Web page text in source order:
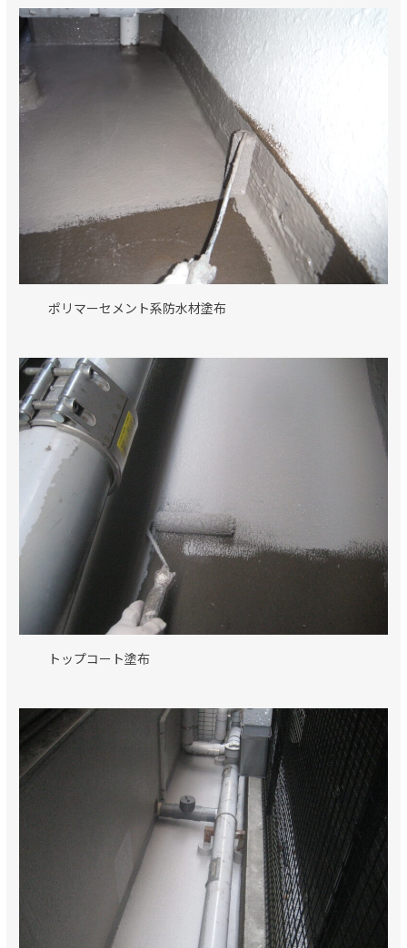
ポリマーセメント系防水材塗布
トップコート塗布